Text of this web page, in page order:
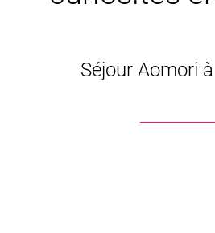
Séjour Aomori